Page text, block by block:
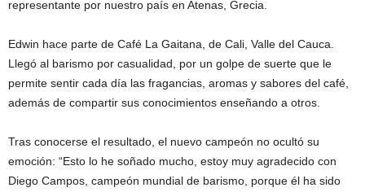
representante por nuestro país en Atenas, Grecia.
Edwin hace parte de Café La Gaitana, de Cali, Valle del Cauca.
Llegó al barismo por casualidad, por un golpe de suerte que le
permite sentir cada día las fragancias, aromas y sabores del café,
además de compartir sus conocimientos enseñando a otros.
Tras conocerse el resultado, el nuevo campeón no ocultó su
emoción: “Esto lo he soñado mucho, estoy muy agradecido con
Diego Campos, campeón mundial de barismo, porque él ha sido